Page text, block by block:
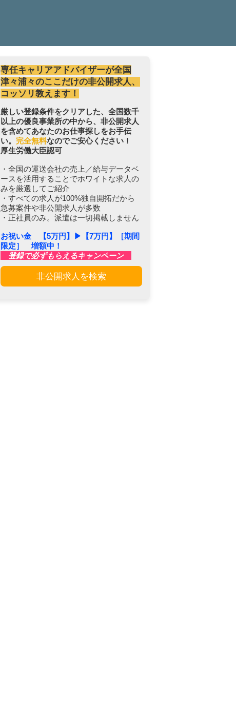
専任キャリアアドバイザーが全国
津々浦々のここだけの非公開求人、
コッソリ教えます！
厳しい登録条件をクリアした、全国数千
以上の優良事業所の中から、非公開求人
を含めてあなたのお仕事探しをお手伝
い。 完全無料なのでご安心ください！
厚生労働大臣認可
・全国の運送会社の売上／給与データベ
ースを活用することでホワイトな求人の
みを厳選してご紹介
・すべての求人が100%独自開拓だから
急募案件や非公開求人が多数
・正社員のみ。派遣は一切掲載しません
お祝い金 【5万円】▶︎【7万円】［期間
限定］ 増額中！
登録で必ずもらえるキャンペーン
非公開求人を検索